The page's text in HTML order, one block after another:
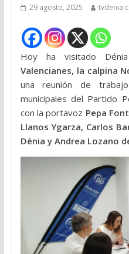
29 agosto, 2025
Hoy ha visitado
Valencianes, la calpina
una reunión de
municipales del Partido
con la portavoz Pepa Font
Llanos Ygarza, Carlos
Dénia y Andrea Lozano